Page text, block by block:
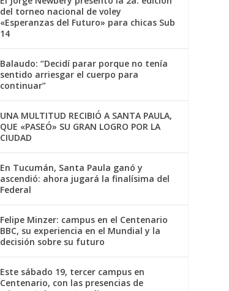
del torneo nacional de voley
«Esperanzas del Futuro» para chicas Sub
14
Balaudo: “Decidí parar porque no tenía
sentido arriesgar el cuerpo para
continuar”
UNA MULTITUD RECIBIÓ A SANTA PAULA,
QUE «PASEÓ» SU GRAN LOGRO POR LA
CIUDAD
En Tucumán, Santa Paula ganó y
ascendió: ahora jugará la finalísima del
Federal
Felipe Minzer: campus en el Centenario
BBC, su experiencia en el Mundial y la
decisión sobre su futuro
Este sábado 19, tercer campus en
Centenario, con las presencias de